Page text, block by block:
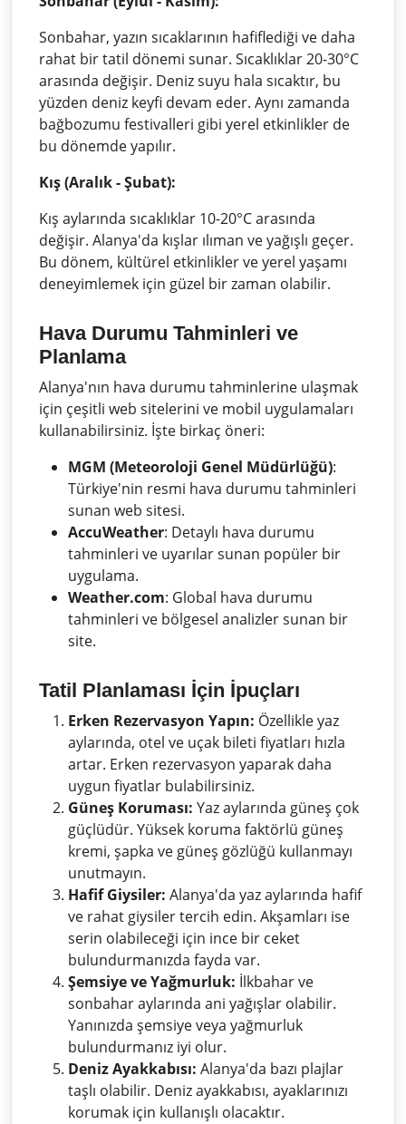
Sonbahar, yazın sıcaklarının hafiflediği ve daha
rahat bir tatil dönemi sunar. Sıcaklıklar 20-30°C
arasında değişir. Deniz suyu hala sıcaktır, bu
yüzden deniz keyfi devam eder. Aynı zamanda
bağbozumu festivalleri gibi yerel etkinlikler de
bu dönemde yapılır.
Kış (Aralık - Şubat):
Kış aylarında sıcaklıklar 10-20°C arasında
değişir. Alanya'da kışlar ılıman ve yağışlı geçer.
Bu dönem, kültürel etkinlikler ve yerel yaşamı
deneyimlemek için güzel bir zaman olabilir.
Hava Durumu Tahminleri ve
Planlama
Alanya'nın hava durumu tahminlerine ulaşmak
için çeşitli web sitelerini ve mobil uygulamaları
kullanabilirsiniz. İşte birkaç öneri:
MGM (Meteoroloji Genel Müdürlüğü):
Türkiye'nin resmi hava durumu tahminleri
sunan web sitesi.
AccuWeather: Detaylı hava durumu
tahminleri ve uyarılar sunan popüler bir
uygulama.
Weather.com: Global hava durumu
tahminleri ve bölgesel analizler sunan bir
site.
Tatil Planlaması İçin İpuçları
Erken Rezervasyon Yapın: Özellikle yaz
aylarında, otel ve uçak bileti fiyatları hızla
artar. Erken rezervasyon yaparak daha
uygun fiyatlar bulabilirsiniz.
Güneş Koruması: Yaz aylarında güneş çok
güçlüdür. Yüksek koruma faktörlü güneş
kremi, şapka ve güneş gözlüğü kullanmayı
unutmayın.
Hafif Giysiler: Alanya'da yaz aylarında hafif
ve rahat giysiler tercih edin. Akşamları ise
serin olabileceği için ince bir ceket
bulundurmanızda fayda var.
Şemsiye ve Yağmurluk: İlkbahar ve
sonbahar aylarında ani yağışlar olabilir.
Yanınızda şemsiye veya yağmurluk
bulundurmanız iyi olur.
Deniz Ayakkabısı: Alanya'da bazı plajlar
taşlı olabilir. Deniz ayakkabısı, ayaklarınızı
korumak için kullanışlı olacaktır.